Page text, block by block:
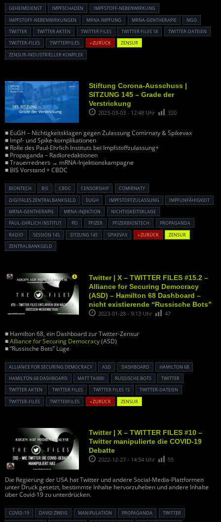
GEHEIMDIENST IMPFSCHADEN
IMPFSTOFF-NEBENWIRKUNG
IMPFSTOFF-NEBENWIRKUNGEN
MRNA IMPFUNG MRNA-GENTHERAPIE
NGO
TWITTER
TWITTER AKTEN TWITTER FILES TWITTER FILES 18
TWITTER-DATEIEN
TWITTER-FILES
TWITTERFILES « ZURÜCK
ZENSUR
ZENSUR-INDUSTRIELLER KOMPLEX
Stiftung Corona-Ausschuss |
SITZUNG 145 – Grade der
Verstrickung
2023-03-03 - 12:48 Uhr 320
■ EuGH – Nichtigkeitsklagen gegen Zulassung Comirnaty & Spikevax
■ Impf- und Spike-komplikationen
■ Rolle des Paul-Ehrlich Instituts bei Impfstoffzulassung+
■ Propaganda – Radioredaktionen
■ Trauerredners → mRNA-Injektionskampagne
■ BIS Vorstand + CBDC
BIONTECH BIS CBDC CENSORSHIP
COMIRNATY
DIGITALES ZENTRALBANKGELD
EUGH IMPFSTOFFZULASSUNG
IMPFUNFÄHIGKEIT
MRNA-GENTHERAPIE
MRNA-INJEKTION
NICHTIGKEITSKLAGE
PAUL-EHRLICH INSTITUT
PEI PFIZER PFIZERBIONTECH
PROPAGANDA
RADIO
SESSION 145 SITZUNG 145 SPIKEVAX « ZURÜCK
ZENSUR
ZENTRALBANKGELD
Twitter | X – TWITTER FILES #15.2 –
Alliance for Securing Democracy
(ASD) – Hamilton 68 Dashboard –
nicht existierende “Russische Bots”
2023-01-28 - 9:13 Uhr 47
■ Hamilton 68, ein Dashboard zur Twitter-Zensur
■Alliance for Securing Democracy(ASD)
■ “Russische Bots” Lüge
ALLIANCE FOR SECURING DEMOCRACY ASD DASHBOARD
HAMILTON 68
HAMILTON 68 DASHBOARD
MATT TAIBBI RUSSISCHE BOTS
TWITTER
TWITTER AKTEN
TWITTER FILES TWITTER FILES 15
TWITTER-DATEIEN
TWITTER-FILES
TWITTERFILES « ZURÜCK ZENSUR
Twitter | X – TWITTER FILES #10 –
Twitter manipulierte die COVID-19
Debatte
2022-12-27 - 14:54 Uhr 55
Die Regierung der USA hat Twitter und andere Social-Media-Plattformen
unter Druck gesetzt, bestimmte Inhalte hervorzuheben und andere Inhalte
über Covid-19 zu unterdrücken.
COVID-19 DAVID ZWEIG MANIPULATION PROPAGANDA
TWITTER